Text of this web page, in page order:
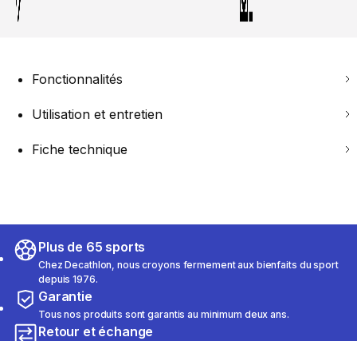
Fonctionnalités
Utilisation et entretien
Fiche technique
Plus de 65 sports
Chez Decathlon, nous croyons fermement aux bienfaits du sport
depuis 1976.
Garantie
Tous nos produits sont garantis au minimum deux ans.
Retour et échange